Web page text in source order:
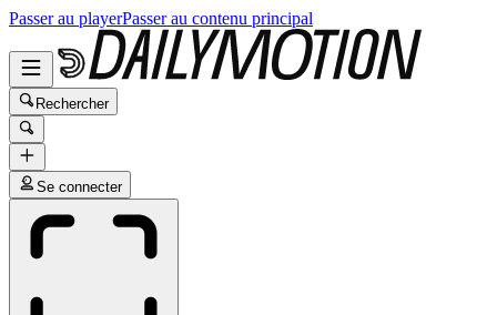
Passer au playerPasser au contenu principal
Rechercher
Se connecter